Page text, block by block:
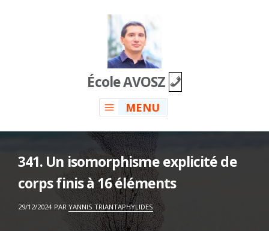
École AVOSZ
MENU
341. Un isomorphisme explicité de
corps finis à 16 éléments
ON
29/12/2024 PARYANNIS TRIANTAPHYLIDES